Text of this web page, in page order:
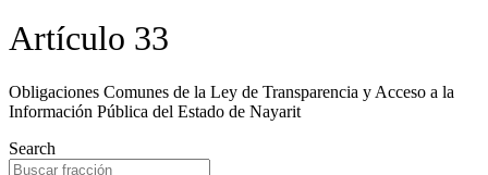
Artículo 33
Obligaciones Comunes de la Ley de Transparencia y Acceso a la
Información Pública del Estado de Nayarit
Search